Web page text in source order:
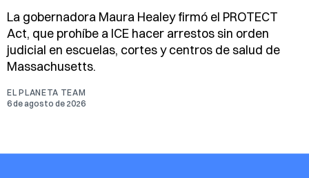
La gobernadora Maura Healey firmó el PROTECT
Act, que prohíbe a ICE hacer arrestos sin orden
judicial en escuelas, cortes y centros de salud de
Massachusetts.
EL PLANETA TEAM
6 de agosto de 2026